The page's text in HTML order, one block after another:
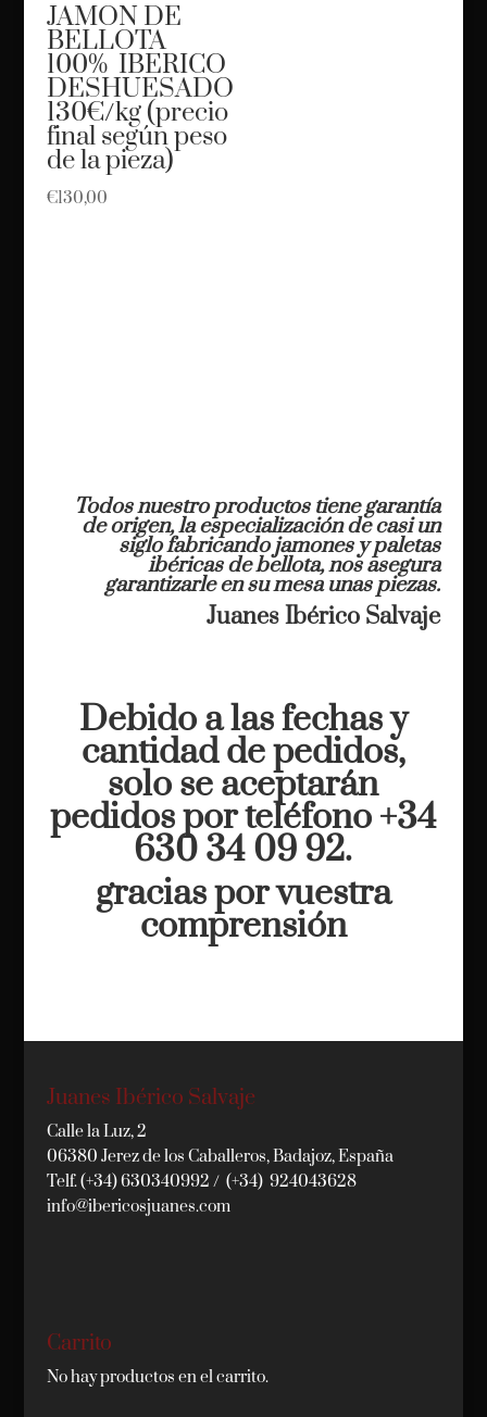
JAMON DE
BELLOTA
100% IBERICO
DESHUESADO
130€/kg (precio
final según peso
de la pieza)
€130,00
Todos nuestro productos tiene garantía
de origen, la especialización de casi un
siglo fabricando jamones y paletas
ibéricas de bellota, nos asegura
garantizarle en su mesa unas piezas.
Juanes Ibérico Salvaje
Debido a las fechas y
cantidad de pedidos,
solo se aceptarán
pedidos por teléfono +34
630 34 09 92.
gracias por vuestra
comprensión
Juanes Ibérico Salvaje
Calle la Luz, 2
06380 Jerez de los Caballeros, Badajoz, España
Telf. (+34) 630340992 / (+34) 924043628
info@ibericosjuanes.com
Carrito
No hay productos en el carrito.